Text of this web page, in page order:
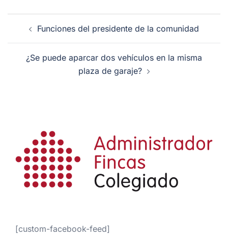
entradas
Funciones del presidente de la comunidad
¿Se puede aparcar dos vehículos en la misma
plaza de garaje?
[custom-facebook-feed]